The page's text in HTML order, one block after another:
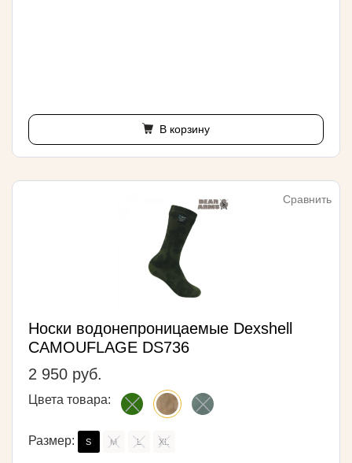
В корзину
Сравнить
Носки водонепроницаемые Dexshell
CAMOUFLAGE DS736
2 950 руб.
Цвета товара:
Размер: S M L XL